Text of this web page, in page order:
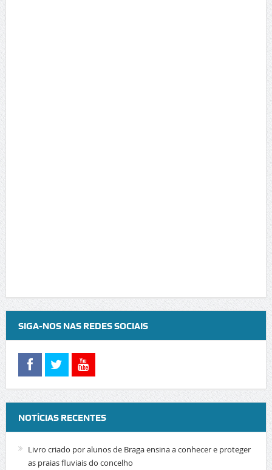
SIGA-NOS NAS REDES SOCIAIS
NOTÍCIAS RECENTES
Livro criado por alunos de Braga ensina a conhecer e proteger
as praias fluviais do concelho